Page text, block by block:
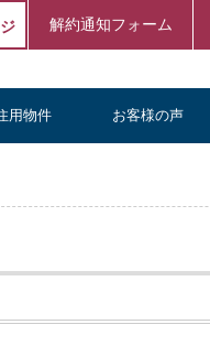
解約通知フォーム
用物件 お客様の声